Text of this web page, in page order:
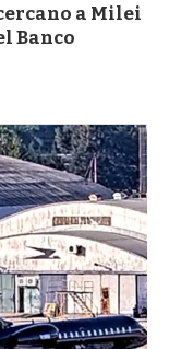
a Milei
Banco